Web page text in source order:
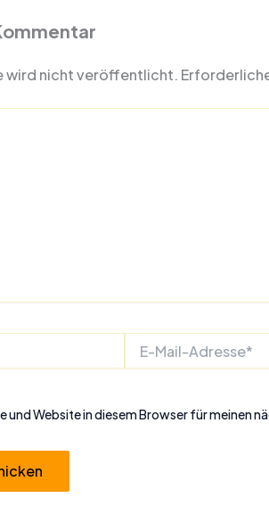
wird nicht veröffentlicht.
Mail-
und Website in diesem Browser für meinen